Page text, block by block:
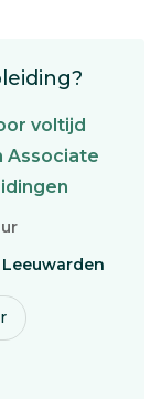
voltijd
Associate